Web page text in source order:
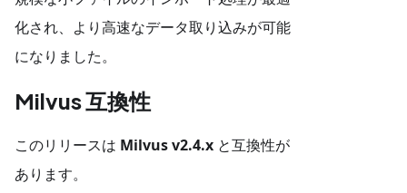
化され、より高速なデータ取り込みが可能
になりました。
Milvus 互換性
このリリースは Milvus v2.4.x と互換性が
あります。